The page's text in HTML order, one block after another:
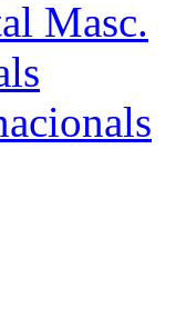
Masc.